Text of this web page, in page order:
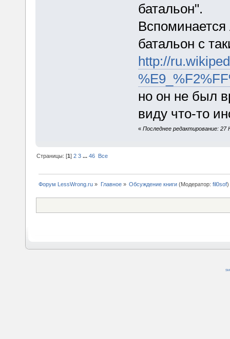
батальон".
батальон с
http://
но он не был
виду что-то
« Последнее редактирование: 27
Страницы: [1]2 3 ...46 Все
Форум LessWrong.ru » Главное» Обсуждение книги(Модератор: fil0sof)